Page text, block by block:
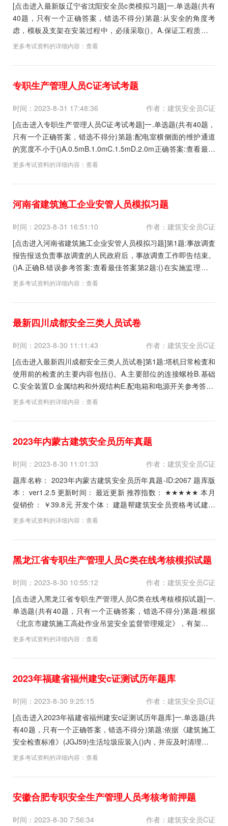
[点击进入最新版辽宁省沈阳安全员c类模拟习题]一.单选题(共有
40题，只有一个正确答案，错选不得分)第题:从安全的角度考
虑，模板及支架在安装过程中，必须采取()。A.保证工程质量的
措施B.提高施工速度的措施C.保证节约材料的计划D.有效防倾覆
库--最新版辽宁省沈阳安全员c...
更多考试资料的详细内容： 查看
专职生产管理人员C证考试考题
时间：2023-8-31 17:48:36
作者：建筑安全员C证
[点击进入专职生产管理人员C证考试考题]一.单选题(共有40题，
只有一个正确答案，错选不得分)第题:配电室横侧面的维护通道
的宽度不小于()A.0.5mB.1.0mC.1.5mD.2.0m正确答案:查看最佳
答案更多最新建筑行业考试题库--专职生产管理人员C证考试考题
习更...
更多考试资料的详细内容： 查看
河南省建筑施工企业安管人员模拟习题
时间：2023-8-31 16:51:10
作者：建筑安全员C证
[点击进入河南省建筑施工企业安管人员模拟习题]第1题:事故调査
报告报送负责事故调査的人民政府后，事故调查工作即告结束。
()A.正确B.错误参考答案:查看最佳答案第2题:()在实施监理过程
中，发现存在安全事故隐患的，应当要求施工单位整改。A.勘察
案更多最新建筑行业考试...
更多考试资料的详细内容： 查看
最新四川成都安全三类人员试卷
时间：2023-8-30 11:11:43
作者：建筑安全员C证
[点击进入最新四川成都安全三类人员试卷]第1题:塔机日常检査和
使用前的检査的主要内容包括()。A.主要部位的连接螺栓B.基础
C.安全装置D.金属结构和外观结构E.配电箱和电源开关参考答案:
查看最佳答案第2题:双排扣件式钢管脚手架立杆底部构造，应满
管底端不大于200mm...
更多考试资料的详细内容： 查看
2023年内蒙古建筑安全员历年真题
时间：2023-8-30 11:01:33
作者：建筑安全员C证
题库名称： 2023年内蒙古建筑安全员历年真题-ID:2067 题库版
本： ver1.2.5 更新时间： 最近更新 推荐指数： ★★★★★ 本月
促销价： ￥39.8元 开发个体： 建题帮建筑安全员资格考试建题
帮APP题库研究中心 进入建筑安全员模拟考试题...
更多考试资料的详细内容： 查看
黑龙江省专职生产管理人员C类在线考核模拟试题
时间：2023-8-30 10:55:12
作者：建筑安全员C证
[点击进入黑龙江省专职生产管理人员C类在线考核模拟试题]一.
单选题(共有40题，只有一个正确答案，错选不得分)第题:根据
《北京市建筑施工高处作业吊篮安全监督管理规定》，有架空输
电线场所，吊篮的任何部位与输电线的安全距离应符合《施工现
()M。A.5B.10C.15...
更多考试资料的详细内容： 查看
2023年福建省福州建安c证测试历年题库
时间：2023-8-30 9:25:15
作者：建筑安全员C证
[点击进入2023年福建省福州建安c证测试历年题库]一.单选题(共
有40题，只有一个正确答案，错选不得分)第题:依据《建筑施工
安全检查标准》(JGJ59)生活垃圾应装入()内，并应及时清理。A.
垃圾筐B.垃圾站C.密闭式容器D.垃圾袋正确答案:查看最佳答案更
题库请关注...
更多考试资料的详细内容： 查看
安徽合肥专职安全生产管理人员考核考前押题
时间：2023-8-30 7:56:34
作者：建筑安全员C证